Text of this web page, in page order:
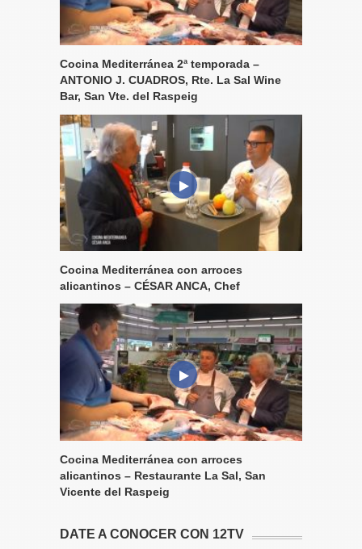
Cocina Mediterránea 2ª temporada –
ANTONIO J. CUADROS, Rte. La Sal Wine
Bar, San Vte. del Raspeig
Cocina Mediterránea con arroces
alicantinos – CÉSAR ANCA, Chef
Cocina Mediterránea con arroces
alicantinos – Restaurante La Sal, San
Vicente del Raspeig
DATE A CONOCER CON 12TV